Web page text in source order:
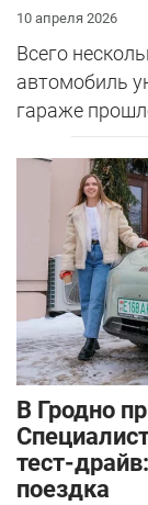
10 апреля 2026
Всего
автомобиль
гараже
В Гродно
тест-
поездка